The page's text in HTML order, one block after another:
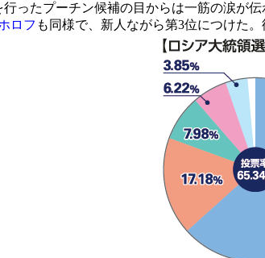
ったプーチン候補の目からは一筋の涙が伝
ロフ も同様で、新人ながら第3位につけた